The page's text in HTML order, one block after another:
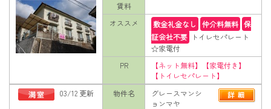
賃料
オススメ
敷金礼金なし 仲介料無料 保
証会社不要
トイレセパレート
☆家電付
PR
【ネット無料】【家電付き】
【トイレセパレート】
03/12 更新
物件名
グレースマンシ
ョンマヤ